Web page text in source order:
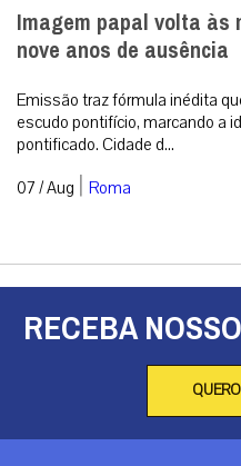
Imagem papal volta às
nove anos de ausência
Emissão traz fórmula inédita
escudo pontifício, marcando a
pontificado. Cidade d...
07 / Aug | Roma
RECEBA